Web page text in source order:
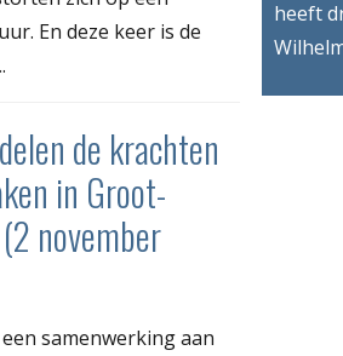
En deze keer is de
de krachten
in Groot-
november
samenwerking aan
heeft